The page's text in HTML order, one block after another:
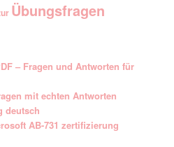
Übungsfragen
– Fragen und Antworten für
mit echten Antworten
deutsch
AB-731 zertifizierung